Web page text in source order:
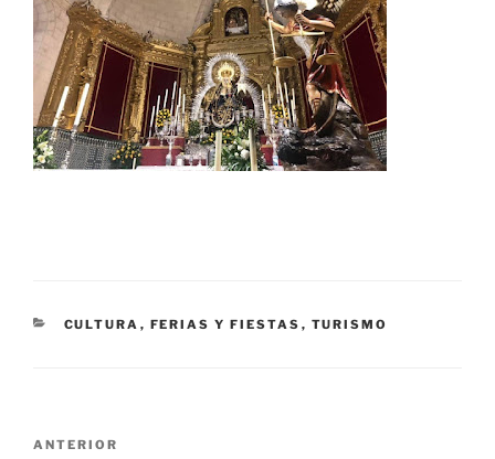
CATEGORÍAS
CULTURA , FERIAS Y FIESTAS , TURISMO
Navegación
Entrada
ANTERIOR